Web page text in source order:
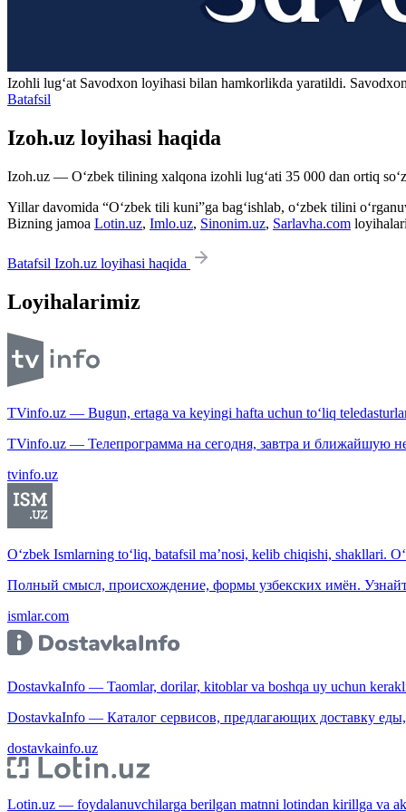
Izohli lugʻat Savodxon loyihasi bilan hamkorlikda yaratildi.
Batafsil
Izoh.uz loyihasi haqida
Izoh.uz — O‘zbek tilining xalqona izohli lug‘ati 35 000 dan ortiq
Yillar davomida “O‘zbek tili kuni”ga bag‘ishlab, o‘zbek tilini
Bizning jamoa Lotin.uz, Imlo.uz, Sinonim.uz, Sarlavha.com
Batafsil Izoh.uz loyihasi haqida
Loyihalarimiz
TVinfo.uz — Bugun, ertaga va keyingi hafta uchun to‘liq
TVinfo.uz — Телепрограмма на сегодня, завтра и ближайшую
tvinfo.uz
O‘zbek Ismlarning to‘liq, batafsil ma’nosi, kelib chiqishi, shakllari.
Полный смысл, происхождение, формы узбекских имён.
ismlar.com
DostavkaInfo — Taomlar, dorilar, kitoblar va boshqa uy uchun
DostavkaInfo — Каталог сервисов, предлагающих доставку
dostavkainfo.uz
Lotin.uz — foydalanuvchilarga berilgan matnni lotindan kirillga va